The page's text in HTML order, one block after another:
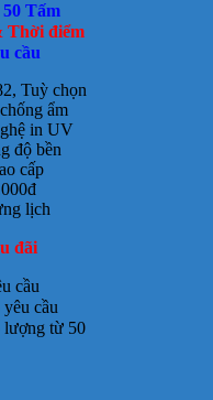
Tấm
Thời điểm
cầu
Tuỳ chọn
ẩm
in UV
độ bền
cấp
lịch
đãi
cầu
cầu
lượng từ 50